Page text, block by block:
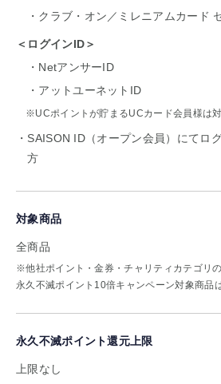
クラブ・オン／ミレニアムカード
＜ログインID＞
NetアンサーID
アットユーネットID
※UCポイントが貯まるUCカード会員様は対
SAISON ID（オープン会員）にてロ
方
対象商品
全商品
※他社ポイント・金券・チャリティカテゴリ
永久不滅ポイント10倍キャンペーン対象商品
永久不滅ポイント還元上限
上限なし